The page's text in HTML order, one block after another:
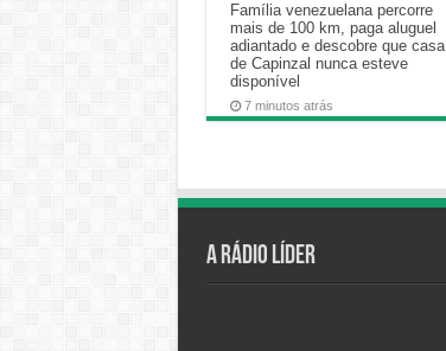
Família venezuelana percorre
mais de 100 km, paga aluguel
adiantado e descobre que casa
de Capinzal nunca esteve
disponível
7 minutos atrás
A Rádio Líder